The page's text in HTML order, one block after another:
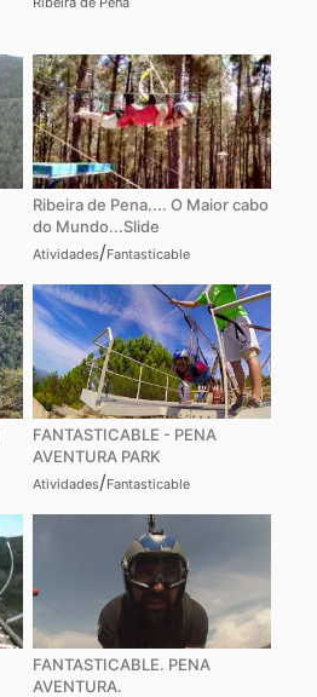
Ribeira de Pena.... O Maior cabo
do Mundo...Slide
Atividades/Fantasticable
FANTASTICABLE - PENA
AVENTURA PARK
Atividades/Fantasticable
FANTASTICABLE. PENA
AVENTURA.